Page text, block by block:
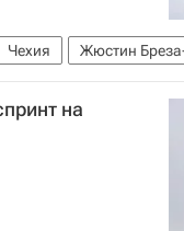
Чехия
Жюстин
союз
на